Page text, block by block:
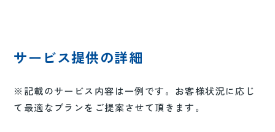
サービス提供の詳細
※記載のサービス内容は一例です。お客様状況に応じ
て最適なプランをご提案させて頂きます。